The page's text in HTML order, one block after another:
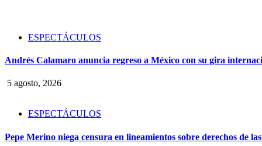
ESPECTÁCULOS
Andrés Calamaro anuncia regreso a México con su gira
5 agosto, 2026
ESPECTÁCULOS
Pepe Merino niega censura en lineamientos sobre derechos de